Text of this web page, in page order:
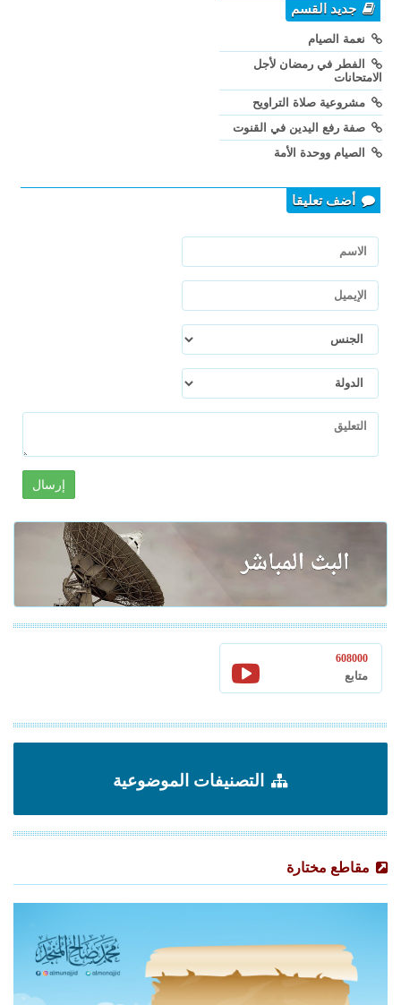
جديد القسم
نعمة الصيام
الفطر في رمضان لأجل
الامتحانات
مشروعية صلاة التراويح
صفة رفع اليدين في القنوت
الصيام ووحدة الأمة
أضف تعليقا
إرسال
608000
متابع
التصنيفات الموضوعية
مقاطع مختارة